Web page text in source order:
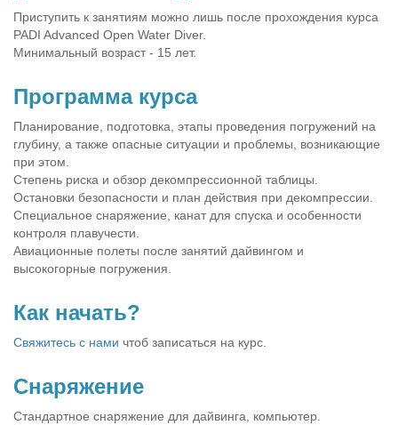
Приступить к занятиям можно лишь после прохождения курса
PADI Advanced Open Water Diver.
Минимальный возраст - 15 лет.
Программа курса
Планирование, подготовка, этапы проведения погружений на
глубину, а также опасные ситуации и проблемы, возникающие
при этом.
Степень риска и обзор декомпрессионной таблицы.
Остановки безопасности и план действия при декомпрессии.
Специальное снаряжение, канат для спуска и особенности
контроля плавучести.
Авиационные полеты после занятий дайвингом и
высокогорные погружения.
Как начать?
Свяжитесь с нами чтоб записаться на курс.
Снаряжение
Стандартное снаряжение для дайвинга, компьютер.